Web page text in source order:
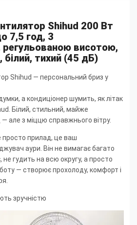
Shihud 200 Вт
7,5 год, 3
висотою,
тихий (45 дБ)
Shihud — персональний бриз у
а кондиціонер шумить, як літак
Білий, стильний, майже
але з міццю справжнього вітру.
просто прилад, це ваш
аури. Він не вимагає багато
не гудить на всю округу, а просто
— створює прохолоду, комфорт і
зручністю